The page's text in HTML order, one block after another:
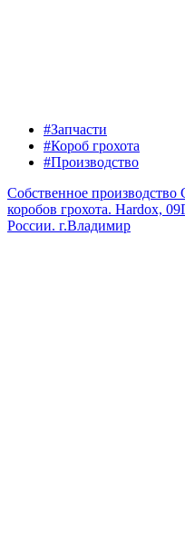
#Запчасти
#Короб грохота
#Производство
Собственное производство
коробов грохота. Hardox,
России. г.Владимир